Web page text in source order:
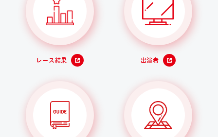
レース結果 出演者